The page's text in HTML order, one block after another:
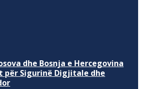
dhe Bosnja e Hercegovina
për Sigurinë Digjitale dhe